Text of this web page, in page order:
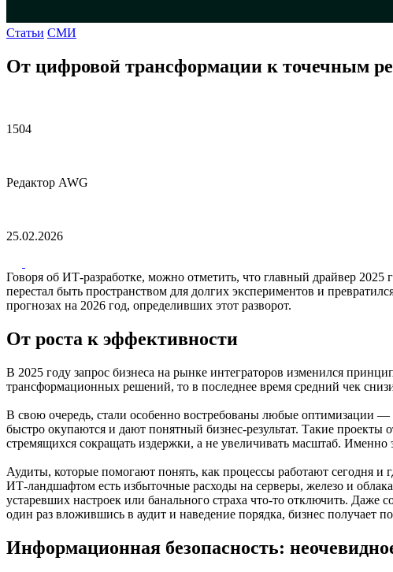
Статьи СМИ
От цифровой трансформации к точечным
1504
Редактор AWG
25.02.2026
Говоря об ИТ-разработке, можно отметить, что главный драйвер
перестал быть пространством для долгих экспериментов и
прогнозах на 2026 год, определивших этот разворот.
От роста к эффективности
В 2025 году запрос бизнеса на рынке интеграторов изменился
трансформационных решений, то в последнее время средний чек
В свою очередь, стали особенно востребованы любые оптимизации
быстро окупаются и дают понятный бизнес-результат. Такие
стремящихся сокращать издержки, а не увеличивать масштаб.
Аудиты, которые помогают понять, как процессы работают сегодня
ИТ-ландшафтом есть избыточные расходы на серверы, железо и
устаревших настроек или банального страха что-то отключить.
один раз вложившись в аудит и наведение порядка, бизнес получает
Информационная безопасность: